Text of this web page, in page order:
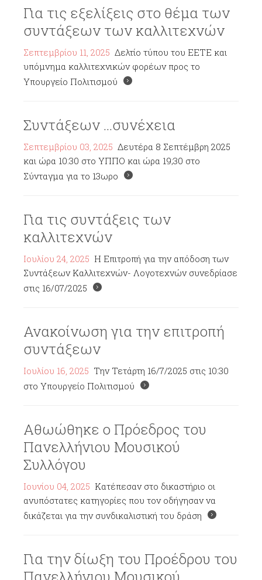
Για τις εξελίξεις στο θέμα των
συντάξεων των καλλιτεχνών
Σεπτεμβρίου 11, 2025 Δελτίο τύπου του ΕΕΤΕ και
υπόμνημα καλλιτεχνικών φορέων προς το
Υπουργείο Πολιτισμού
Συντάξεων ...συνέχεια
Σεπτεμβρίου 03, 2025 Δευτέρα 8 Σεπτέμβρη 2025
και ώρα 10:30 στο ΥΠΠΟ και ώρα 19;30 στο
Σύνταγμα για το 13ωρο
Για τις συντάξεις των
καλλιτεχνών
Ιουλίου 24, 2025 Η Επιτροπή για την απόδοση των
Συντάξεων Καλλιτεχνών- Λογοτεχνών συνεδρίασε
στις 16/07/2025
Ανακοίνωση για την επιτροπή
συντάξεων
Ιουλίου 16, 2025 Την Τετάρτη 16/7/2025 στις 10:30
στο Υπουργείο Πολιτισμού
Αθωώθηκε ο Πρόεδρος του
Πανελλήνιου Μουσικού
Συλλόγου
Ιουνίου 04, 2025 Κατέπεσαν στο δικαστήριο οι
ανυπόστατες κατηγορίες που τον οδήγησαν να
δικάζεται για την συνδικαλιστική του δράση
Για την δίωξη του Προέδρου του